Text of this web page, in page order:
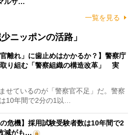
ルサ…
一覧を見る
ニッポンの活路」
官離れ」に歯止めはかかるか？】警察庁
り組む「警察組織の構造改革」 実
せているのが「警察官不足」だ。警察
10年間で2分の1以…
危機】採用試験受験者数は10年間で2
減がも…